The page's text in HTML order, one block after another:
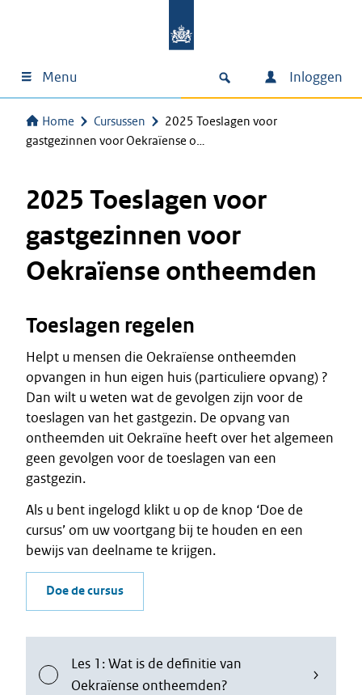
Menu Inloggen
Home Cursussen
2025 Toeslagen voor
gastgezinnen voor Oekraïense o…
2025 Toeslagen voor
gastgezinnen voor
Oekraïense ontheemden
Toeslagen regelen
Helpt u mensen die Oekraïense ontheemden
opvangen in hun eigen huis (particuliere opvang) ?
Dan wilt u weten wat de gevolgen zijn voor de
toeslagen van het gastgezin. De opvang van
ontheemden uit Oekraïne heeft over het algemeen
geen gevolgen voor de toeslagen van een
gastgezin.
Als u bent ingelogd klikt u op de knop ‘Doe de
cursus’ om uw voortgang bij te houden en een
bewijs van deelname te krijgen.
Doe de cursus
Les 1: Wat is de definitie van
Oekraïense ontheemden?